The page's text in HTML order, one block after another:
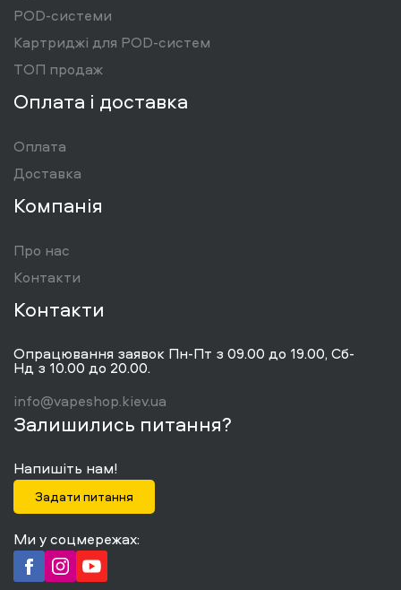
POD-системи
Картриджі для POD-систем
ТОП продаж
Оплата і доставка
Оплата
Доставка
Компанія
Про нас
Контакти
Контакти
Опрацювання заявок Пн-Пт з 09.00 до 19.00, Сб-
Нд з 10.00 до 20.00.
info@vapeshop.kiev.ua
Залишились питання?
Напишіть нам!
Задати питання
Ми у соцмережах: